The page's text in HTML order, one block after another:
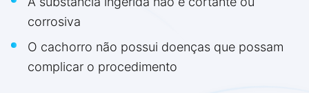
corrosiva
O cachorro não possui doenças que possam
complicar o procedimento